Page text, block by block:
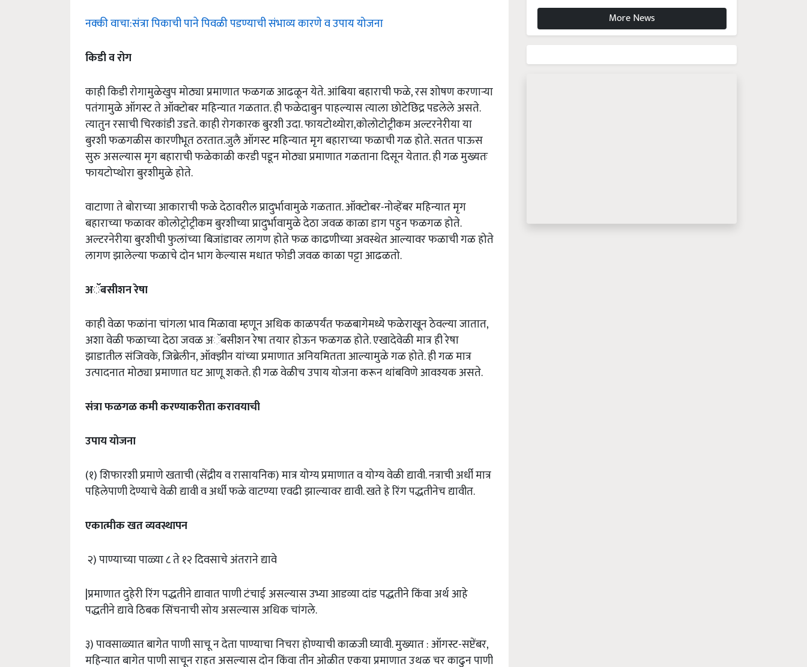
नक्की वाचा:संत्रा पिकाची पाने पिवळी पडण्याची संभाव्य कारणे व उपाय योजना
किडी व रोग
काही किडी रोगामुळेखुप मोठ्या प्रमाणात फळगळ आढळून येते. आंबिया बहाराची फळे, रस शोषण करणाऱ्या
पतंगामुळे ऑगस्ट ते ऑक्टोबर महिन्यात गळतात. ही फळेदाबुन पाहल्यास त्याला छोटेछिद्र पडलेले असते.
त्यातुन रसाची चिरकांडी उडते. काही रोगकारक बुरशी उदा. फायटोथ्योरा,कोलोटोट्रीकम अल्टरनेरीया या
बुरशी फळगळीस कारणीभूत ठरतात.जुलै ऑगस्ट महिन्यात मृग बहाराच्या फळाची गळ होते. सतत पाऊस
सुरु असल्यास मृग बहाराची फळेकाळी करडी पडून मोठ्या प्रमाणात गळताना दिसून येतात. ही गळ मुख्यतः
फायटोप्थोरा बुरशीमुळे होते.
वाटाणा ते बोराच्या आकाराची फळे देठावरील प्रादुर्भावामुळे गळतात. ऑक्टोबर-नोव्हेंबर महिन्यात मृग
बहाराच्या फळावर कोलोट्रोट्रीकम बुरशीच्या प्रादुर्भावामुळे देठा जवळ काळा डाग पहुन फळगळ होते.
अल्टरनेरीया बुरशीची फुलांच्या बिजांडावर लागण होते फळ काढणीच्या अवस्थेत आल्यावर फळाची गळ होते
लागण झालेल्या फळाचे दोन भाग केल्यास मधात फोडी जवळ काळा पट्टा आढळतो.
अॅबसीशन रेषा
काही वेळा फळांना चांगला भाव मिळावा म्हणून अधिक काळपर्यंत फळबागेमध्ये फळेराखून ठेवल्या जातात,
अशा वेळी फळाच्या देठा जवळ अॅबसीशन रेषा तयार होऊन फळगळ होते. एखादेवेळी मात्र ही रेषा
झाडातील संजिवके, जिब्रेलीन, ऑक्झीन यांच्या प्रमाणात अनियमितता आल्यामुळे गळ होते. ही गळ मात्र
उत्पादनात मोठ्या प्रमाणात घट आणू शकते. ही गळ वेळीच उपाय योजना करून थांबविणे आवश्यक असते.
संत्रा फळगळ कमी करण्याकरीता करावयाची
उपाय योजना
(१) शिफारशी प्रमाणे खताची (सेंद्रीय व रासायनिक) मात्र योग्य प्रमाणात व योग्य वेळी द्यावी. नत्राची अर्धी मात्र
पहिलेपाणी देण्याचे वेळी द्यावी व अर्धी फळे वाटण्या एवढी झाल्यावर द्यावी. खते हे रिंग पद्धतीनेच द्यावीत.
एकात्मीक खत व्यवस्थापन
२) पाण्याच्या पाळ्या ८ ते १२ दिवसाचे अंतराने द्यावे
|प्रमाणात दुहेरी रिंग पद्धतीने द्यावात पाणी टंचाई असल्यास उभ्या आडव्या दांड पद्धतीने किंवा अर्थ आहे
पद्धतीने द्यावे ठिबक सिंचनाची सोय असल्यास अधिक चांगले.
३) पावसाळ्यात बागेत पाणी साचू न देता पाण्याचा निचरा होण्याची काळजी घ्यावी. मुख्यात : ऑगस्ट-सप्टेंबर,
महिन्यात बागेत पाणी साचून राहत असल्यास दोन किंवा तीन ओळीत एकया प्रमाणात उथळ चर काढुन पाणी
More News